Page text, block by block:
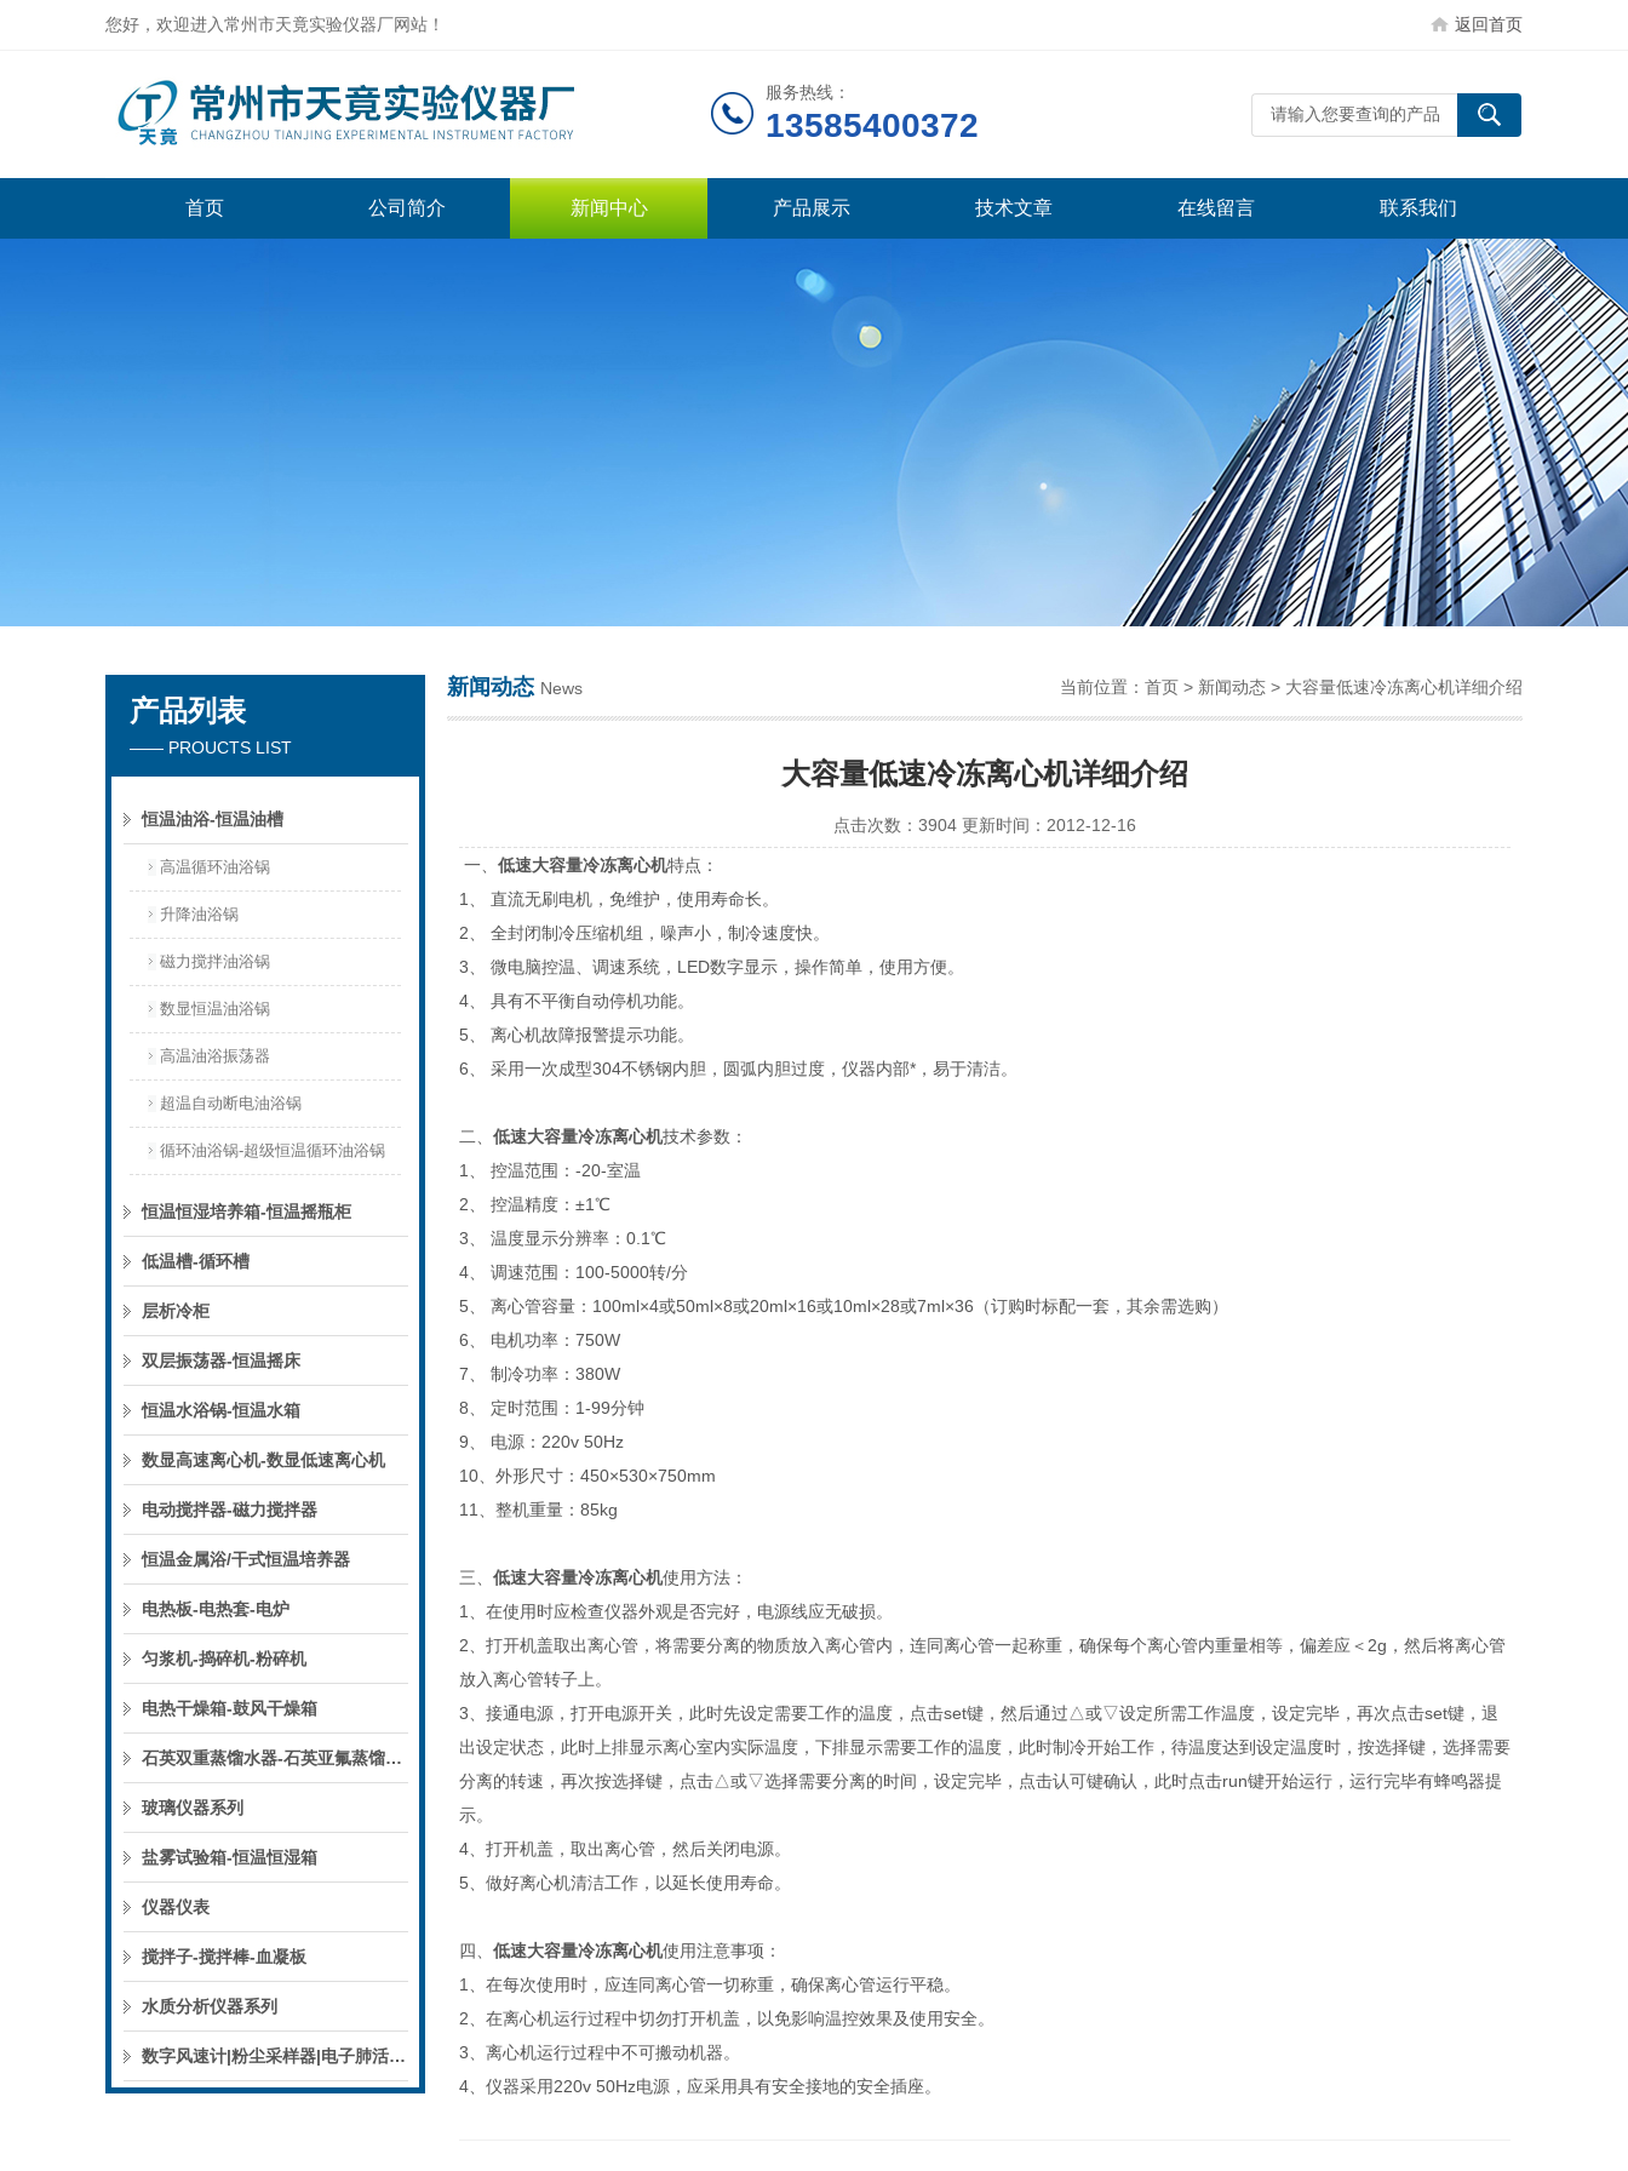
您好，欢迎进入常州市天竟实验仪器厂网站！ 返回首页
服务热线：
13585400372
首页 公司简介 新闻中心 产品展示 技术文章 在线留言 联系我们
产品列表
—— PROUCTS LIST
恒温油浴-恒温油槽
高温循环油浴锅
升降油浴锅
磁力搅拌油浴锅
数显恒温油浴锅
高温油浴振荡器
超温自动断电油浴锅
循环油浴锅-超级恒温循环油浴锅
恒温恒湿培养箱-恒温摇瓶柜
低温槽-循环槽
层析冷柜
双层振荡器-恒温摇床
恒温水浴锅-恒温水箱
数显高速离心机-数显低速离心机
电动搅拌器-磁力搅拌器
恒温金属浴/干式恒温培养器
电热板-电热套-电炉
匀浆机-捣碎机-粉碎机
电热干燥箱-鼓风干燥箱
石英双重蒸馏水器-石英亚氟蒸馏水器
玻璃仪器系列
盐雾试验箱-恒温恒湿箱
仪器仪表
搅拌子-搅拌棒-血凝板
水质分析仪器系列
数字风速计|粉尘采样器|电子肺活量计
新闻动态 News 当前位置： 首页 > 新闻动态 > 大容量低速冷冻离心机详细介绍
大容量低速冷冻离心机详细介绍
点击次数：3904 更新时间：2012-12-16
一、 低速大容量冷冻离心机特点：
1、 直流无刷电机，免维护，使用寿命长。
2、 全封闭制冷压缩机组，噪声小，制冷速度快。
3、 微电脑控温、调速系统，LED数字显示，操作简单，使用方便。
4、 具有不平衡自动停机功能。
5、 离心机故障报警提示功能。
6、 采用一次成型304不锈钢内胆，圆弧内胆过度，仪器内部*，易于清洁。
二、 低速大容量冷冻离心机技术参数：
1、 控温范围：-20-室温
2、 控温精度：±1℃
3、 温度显示分辨率：0.1℃
4、 调速范围：100-5000转/分
5、 离心管容量：100ml×4或50ml×8或20ml×16或10ml×28或7ml×36（订购时标配一套，其余需选购）
6、 电机功率：750W
7、 制冷功率：380W
8、 定时范围：1-99分钟
9、 电源：220v 50Hz
10、外形尺寸：450×530×750mm
11、整机重量：85kg
三、 低速大容量冷冻离心机使用方法：
1、在使用时应检查仪器外观是否完好，电源线应无破损。
2、打开机盖取出离心管，将需要分离的物质放入离心管内，连同离心管一起称重，确保每个离心管内重量相等，偏差应＜2g，然后将离心管
放入离心管转子上。
3、接通电源，打开电源开关，此时先设定需要工作的温度，点击set键，然后通过△或▽设定所需工作温度，设定完毕，再次点击set键，退
出设定状态，此时上排显示离心室内实际温度，下排显示需要工作的温度，此时制冷开始工作，待温度达到设定温度时，按选择键，选择需要
分离的转速，再次按选择键，点击△或▽选择需要分离的时间，设定完毕，点击认可键确认，此时点击run键开始运行，运行完毕有蜂鸣器提
示。
4、打开机盖，取出离心管，然后关闭电源。
5、做好离心机清洁工作，以延长使用寿命。
四、 低速大容量冷冻离心机使用注意事项：
1、在每次使用时，应连同离心管一切称重，确保离心管运行平稳。
2、在离心机运行过程中切勿打开机盖，以免影响温控效果及使用安全。
3、离心机运行过程中不可搬动机器。
4、仪器采用220v 50Hz电源，应采用具有安全接地的安全插座。